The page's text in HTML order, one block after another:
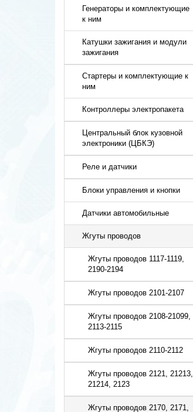
Генераторы и комплектующие
к ним
Катушки зажигания и модули
зажигания
Стартеры и комплектующие к
ним
Контроллеры электропакета
Центральный блок кузовной
электроники (ЦБКЭ)
Реле и датчики
Блоки управления и кнопки
Датчики автомобильные
Жгуты проводов
Жгуты проводов 1117-1119,
2190-2194
Жгуты проводов 2101-2107
Жгуты проводов 2108-21099,
2113-2115
Жгуты проводов 2110-2112
Жгуты проводов 2121, 21213,
21214, 2123
Жгуты проводов 2170, 2171,